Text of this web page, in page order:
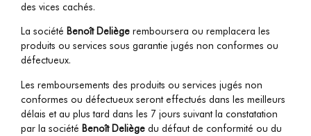
des vices cachés.
La société Benoît Deliège remboursera ou remplacera les
produits ou services sous garantie jugés non conformes ou
défectueux.
Les remboursements des produits ou services jugés non
conformes ou défectueux seront effectués dans les meilleurs
délais et au plus tard dans les 7 jours suivant la constatation
par la société Benoît Deliège du défaut de conformité ou du